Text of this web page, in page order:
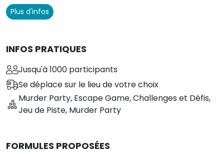
Plus d'infos
INFOS PRATIQUES
Jusqu'à 1000 participants
Se déplace sur le lieu de votre choix
Murder Party, Escape Game,Challenges et Défis,
Jeu de Piste, Murder Party
FORMULES PROPOSÉES